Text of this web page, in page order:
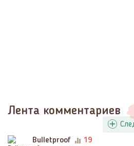
Лента комментариев
Bulletproof
19